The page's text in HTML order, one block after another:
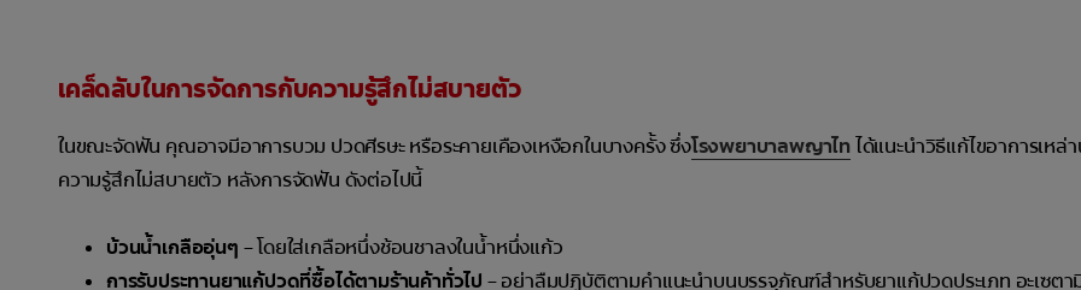
เคล็ดลับในการจัดการกับความรู้สึกไม่สบายตัว
ในขณะจัดฟัน คุณอาจมีอาการบวม ปวดศีรษะ หรือระคายเคืองเหงือกในบางครั้ง ซึ่งโรงพยาบาลพญาไท ได้แนะนำวิธีแก้ไขอาการเหล่
ความรู้สึกไม่สบายตัว หลังการจัดฟัน ดังต่อไปนี้
บ้วนน้ำเกลืออุ่นๆ – โดยใส่เกลือหนึ่งช้อนชาลงในน้ำหนึ่งแก้ว
การรับประทานยาแก้ปวดที่ซื้อได้ตามร้านค้าทั่วไป – อย่าลืมปฏิบัติตามคำแนะนำบนบรรจุภัณฑ์สำหรับยาแก้ปวดประเภท อะเซตา